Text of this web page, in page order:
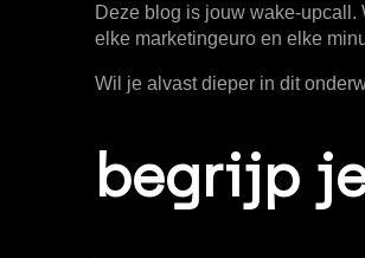
Deze blog is jouw wake-upcall.
elke marketingeuro en elke
Wil je alvast dieper in dit
begrijp